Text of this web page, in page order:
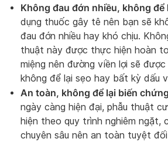
Không đau đớn nhiều, không để
dụng thuốc gây tê nên bạn sẽ
đau đớn nhiều hay khó chịu.
thuật này được thực hiện hoàn
miệng nên đường viền lợi sẽ
không để lại sẹo hay bất kỳ dấu
An toàn, không để lại biến
ngày càng hiện đại, phẫu thuật
hiện theo quy trình nghiêm ngặt,
chuyên sâu nên an toàn tuyệt